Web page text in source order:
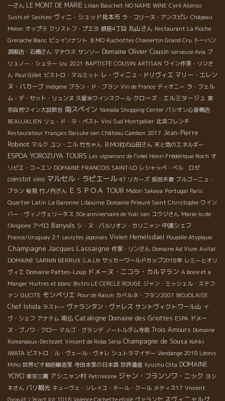
ーさん LE MONT DE MARIE Lilian Bauchet NO NAME WINE Cyril Alonso
Sushi et Sashimi ヴィニ・シュッド見本市 ラ・コリーヌ・アンスピレ Châpeau
Melon オップラ クリストフ・プエヨ 銀座4丁目 丸山さん Restaurant La Pioche
Grenache Blanc ビュイソナント ＢＭО Ruchottes Chamertin Grand Cru トーハン
酒販店・石橋さん マテウス サンソー Domaine Olivier Cousin serveuse Ana ブ
リュノー・シュラー Izu 2021 BAPTISTE COUSIN ARTISAN ワイン作家・リンさ
ん Paul Gillet ビストロ・マルミット レ・ヴィニュ・ドリヴィエ マリー・エレン
ヌ・バカーブ Indigene ブラン・ド・ブラン Vin de France ディオニー ラ・フェル
ム・デ・セット・リュンヌ 久留米ワインスクール クローズ・エルミタージュ 東
京自然ワイン大試飲会 南スペイン Yamada Shopping Center パシオン心斎橋店
BEAUJALIEN リュ・ド・ラ・ペスト Vini Sud Montpellier 北浜フレンチ
Restaurateur français Daisuke san Château Cambon 2017 Jean-Pierre
Robinot マルク ユン・ニル 竹ちゃん ＢＭО社の山田さん 天と地のエネルギー
ESPOA YOROZUYA TOURS Les vignerons de l'iréel Henri Frédérique Roch オ
リビエ・コーエン DOMAINE FRANCOIS SAINT-LO レシャッペ・ベル ロゼ
coinstot vino マルセル・ラピエール 47 リカーズ 坂田夫妻 ブルゴーニュ・
ブラン 桜見 竹ノ内さん ＥＳＰＯＡ TOUR Midori Sakaya Portugal Paris
Quartier Latin La Garonne Libourne Domaine Prieuré Saint Christophe ワイン
バー・ヴィノヴェリータス 50e anniversaire de Yuki san ユウジさん Marie-lo de
l'Anglore アぺロ Banyuls シ・ヌ・パルリオン・カリニャン 中湊シェフ
France/Uruguay 2:1 cavistes japonais Vivien Hemelsdael Poupille Atypique
Champagne Jacques Lassaigne 作家・リンさん Domaine Ad Vium Avital
DOMAINE SARNIN BERRUX S.A.I.N サッカーワールドカップ2018年 レミーとオリ
ヴィエ Domaine Pattes-Loup ドメーヌ・ニコラ・カルマラン A boire et a
Manger Huitres et blanc Bistro LE CERCLE ROUGE ジャン・ミッシェル・ステフ
ァン GUCITE モンペリエ Pour de Raisin カベルネ・フラン2007 BIOJOLAISE
Chef Ishida ラストー ヴァランタン・ヴァレス サントヴィクトワール山 イ
ヴ・シェフ アナテム 南仏 Catalogne Domaine des Griottes ESPA ドメー
ヌ・ブノワ・クロー マルゴ・グランデ ノートルダム寺院 Trois Amours Domaine
Romaneaux-Destezet Vincent de Roba Seria Champagne de Sousa Kohki
IWATA ビストロ・ル・ヴェール・ヴォレ シュトラマイヤー Vendange 2018 Léonis
Miho 世界ビオ栽培醸造家 寺田本家の日本酒 世界遺産 Kyushu Oita DOMAINE
YOYO 東京三鷹 アシニャン村 Patrimoine ジャン・フランソワ・ニック ヨシ
キさん パリ観光 キューヴェ・ソレイユ・テール・クール メティス17 Vincent
スヴィニャルグ